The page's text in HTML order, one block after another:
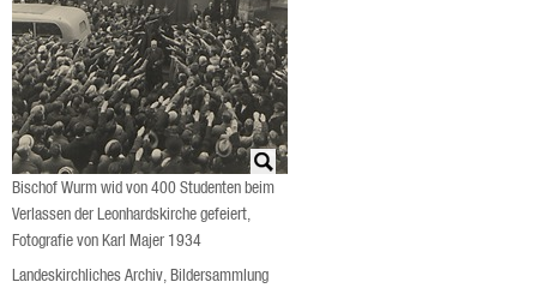
Bischof Wurm wid von 400 Studenten beim
Verlassen der Leonhardskirche gefeiert,
Fotografie von Karl Majer 1934
Landeskirchliches Archiv, Bildersammlung